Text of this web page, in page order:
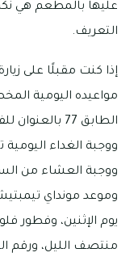
عليها بالمطعم هي
التعريف.
مواعيده اليومية
الطابق 77
منتصف الليل، ورقم التواصل